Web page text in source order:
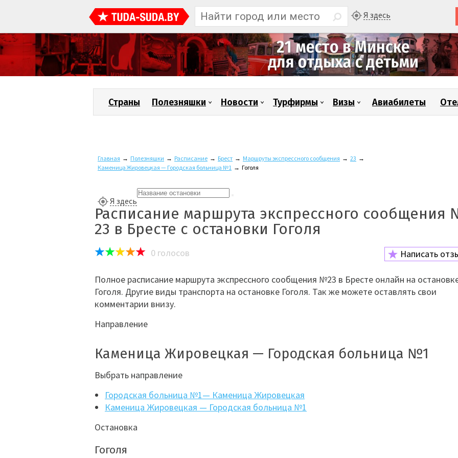
Я здесь
Страны Полезняшки Новости Турфирмы Визы Авиабилеты
Главная → Полезняшки → Расписание → Брест → Маршруты экспрессного сообщения → 23 →
Каменица Жировецкая — Городская больница №1 → Гоголя
Я здесь
Расписание маршрута экспрессного сообщения
23 в Бресте с остановки Гоголя
0 голосов Написать
Полное расписание маршрута экспрессного сообщения №23 в Бресте онлайн на
Гоголя. Другие виды транспорта на остановке Гоголя. Так же можете оставлять свои
комментарии внизу.
Направление
Каменица Жировецкая — Городская больница №1
Выбрать направление
Городская больница №1— Каменица Жировецкая
Каменица Жировецкая — Городская больница №1
Остановка
Гоголя